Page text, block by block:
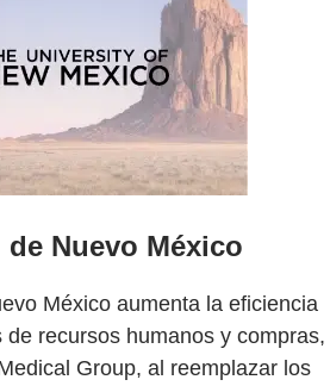
Nuevo México
México aumenta la eficiencia
recursos humanos y compras,
Group, al reemplazar los